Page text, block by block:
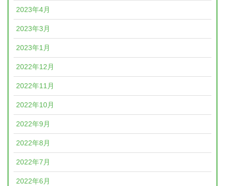
2023年4月
2023年3月
2023年1月
2022年12月
2022年11月
2022年10月
2022年9月
2022年8月
2022年7月
2022年6月